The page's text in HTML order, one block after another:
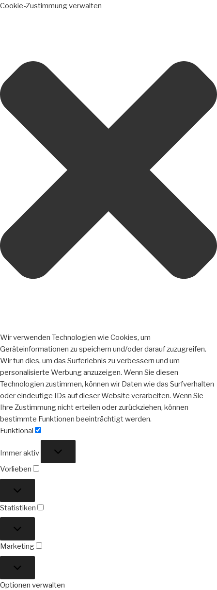
Cookie-Zustimmung verwalten
Wir verwenden Technologien wie Cookies, um
Geräteinformationen zu speichern und/oder darauf zuzugreifen.
Wir tun dies, um das Surferlebnis zu verbessern und um
personalisierte Werbung anzuzeigen. Wenn Sie diesen
Technologien zustimmen, können wir Daten wie das Surfverhalten
oder eindeutige IDs auf dieser Website verarbeiten. Wenn Sie
Ihre Zustimmung nicht erteilen oder zurückziehen, können
bestimmte Funktionen beeinträchtigt werden.
Funktional
Immer aktiv
Vorlieben
Statistiken
Marketing
Optionen verwalten